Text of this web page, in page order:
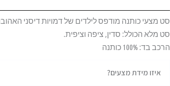
סט מצעי כותנה מודפס לילדים של דמויות דיסני
סט מלא הכולל: סדין, ציפה וציפית.
הרכב בד: 100% כותנה
איזו מידת מצעים?